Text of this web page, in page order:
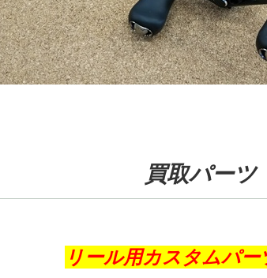
買取パーツ
リール用カスタムパー